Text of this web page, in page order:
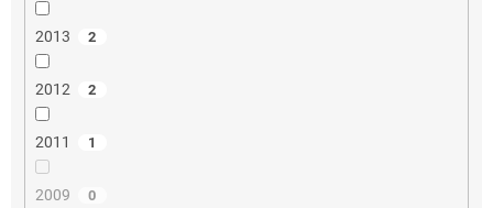
2013 2
2012 2
2011 1
2009 0